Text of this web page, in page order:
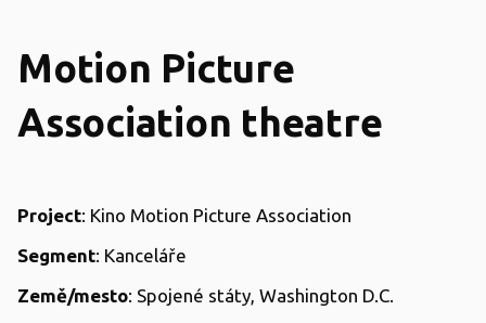
Motion Picture
Association theatre
Project: Kino Motion Picture Association
Segment: Kanceláře
Země/mesto: Spojené státy, Washington D.C.